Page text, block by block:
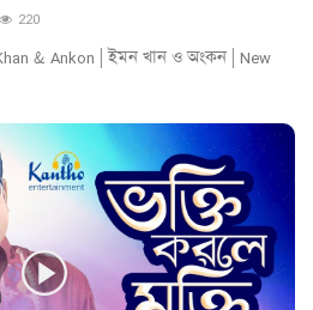
220
& Ankon | ইমন খান ও অংকন | New